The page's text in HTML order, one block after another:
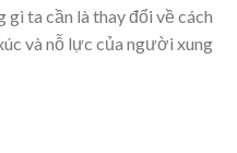
gì ta cần là thay đổi về cách
và nỗ lực của người xung